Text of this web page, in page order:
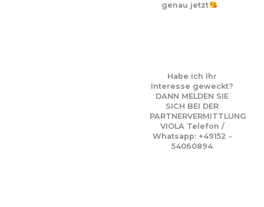
genau jetzt
Habe ich Ihr
Interesse geweckt?
DANN MELDEN SIE
SICH BEI DER
PARTNERVERMITTLUNG
VIOLA Telefon /
Whatsapp: +49152 -
54060894